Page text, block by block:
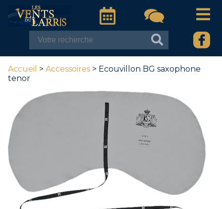
Accueil > Accessoires > Ecouvillon BG saxophone
tenor